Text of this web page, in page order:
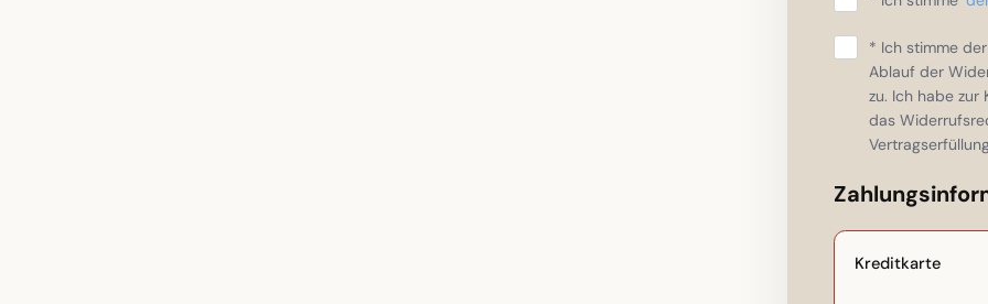
* Ich stimme
Ablauf der
zu. Ich habe zur
das
Kreditkarte